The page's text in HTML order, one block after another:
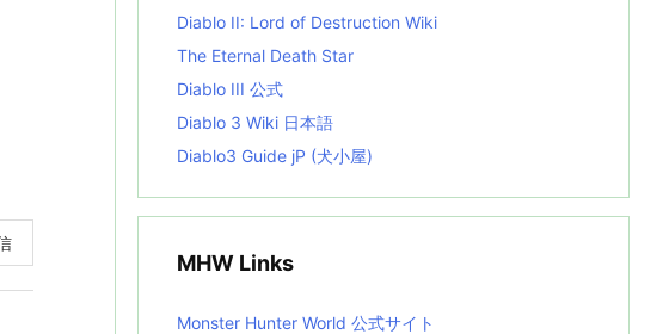
Diablo II: Lord of Destruction Wiki
The Eternal Death Star
Diablo III 公式
Diablo 3 Wiki 日本語
Diablo3 Guide jP (犬小屋)
MHW Links
Monster Hunter World 公式サイト